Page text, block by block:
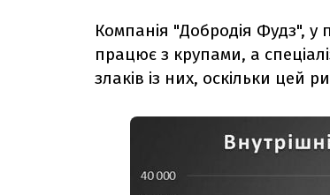
Компанія "Добродія Фудз", у
працює з крупами, а
злаків із них, оскільки цей